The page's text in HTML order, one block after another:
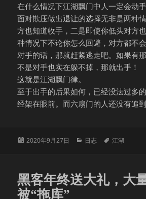
在什么情况下江湖飘门中人一定会动
面对欺压做出退让的选择无非是两种
方也知道收手，二是即使你低头对方
种情况下不论你怎么回避，对方都不
对手的话，那就赶紧逃走吧。如果有
不是对手也实在躲不掉，那就出手！
这就是江湖飘门律。
至于出手的后果如何，已经没法过多
经架在眼前。而六扇门的人还没有追到
发
2020年9月27日
分
日志
标
江湖
黑客年终送大礼，大
被“拖库”